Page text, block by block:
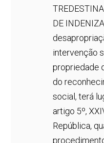
DE
intervenção
propriedade
do
social, terá
artigo 5º,
República,